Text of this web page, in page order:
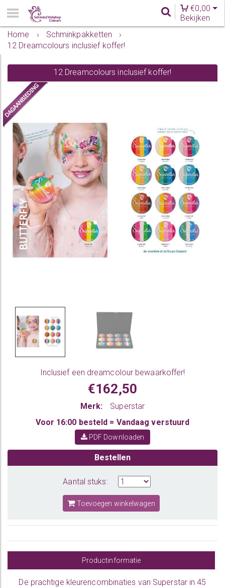
€0,00
Bekijken
Home
› Schminkpakketten
›
12 Dreamcolours inclusief koffer!
12 Dreamcolours inclusief koffer!
Inclusief een dreamcolour bewaarkoffer!
€162,50
Merk:
Superstar
Voor 16:00 besteld = Vandaag verstuurd
PDF Downloaden
Bestellen
Aantal stuks:
Toevoegen winkelwagen
Productinformatie
De prachtige kleurencombinaties van Superstar in 45